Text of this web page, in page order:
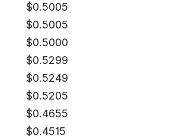
$0.5005
$0.5005
$0.5000
$0.5299
$0.5249
$0.5205
$0.4655
$0.4515